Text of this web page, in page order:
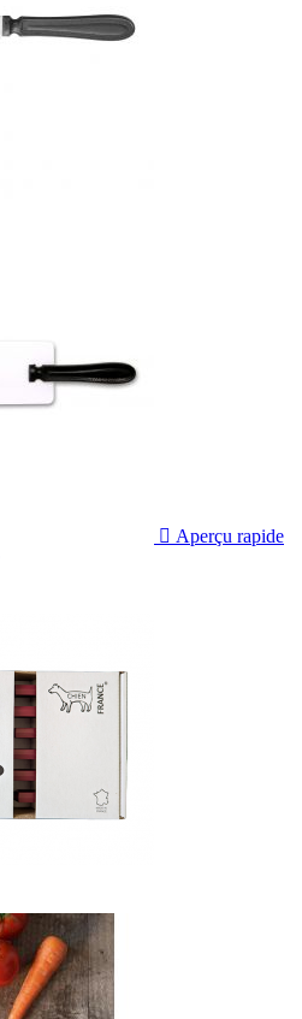
 Aperçu rapide